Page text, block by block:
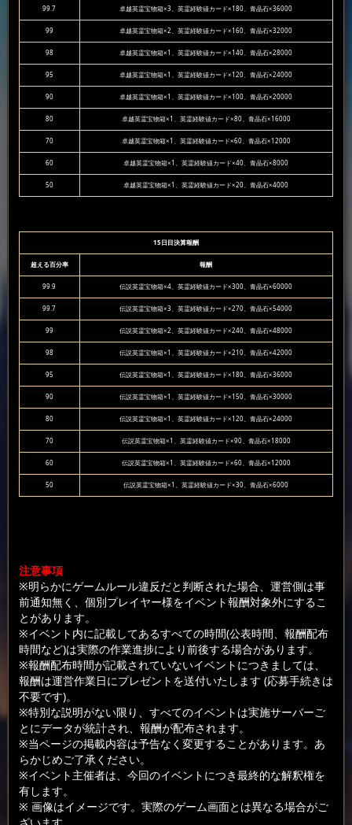
99.7 卓越英霊宝物箱×3、英霊経験値カード×180、青晶石×36000
99 卓越英霊宝物箱×2、英霊経験値カード×160、青晶石×32000
98 卓越英霊宝物箱×1、英霊経験値カード×140、青晶石×28000
95 卓越英霊宝物箱×1、英霊経験値カード×120、青晶石×24000
90 卓越英霊宝物箱×1、英霊経験値カード×100、青晶石×20000
80 卓越英霊宝物箱×1、英霊経験値カード×80、青晶石×16000
70 卓越英霊宝物箱×1、英霊経験値カード×60、青晶石×12000
60 卓越英霊宝物箱×1、英霊経験値カード×40、青晶石×8000
50 卓越英霊宝物箱×1、英霊経験値カード×20、青晶石×4000
15日目決算報酬
超える百分率 報酬
99.9 伝説英霊宝物箱×4、英霊経験値カード×300、青晶石×60000
99.7 伝説英霊宝物箱×3、英霊経験値カード×270、青晶石×54000
99 伝説英霊宝物箱×2、英霊経験値カード×240、青晶石×48000
98 伝説英霊宝物箱×1、英霊経験値カード×210、青晶石×42000
95 伝説英霊宝物箱×1、英霊経験値カード×180、青晶石×36000
90 伝説英霊宝物箱×1、英霊経験値カード×150、青晶石×30000
80 伝説英霊宝物箱×1、英霊経験値カード×120、青晶石×24000
70 伝説英霊宝物箱×1、英霊経験値カード×90、青晶石×18000
60 伝説英霊宝物箱×1、英霊経験値カード×60、青晶石×12000
50 伝説英霊宝物箱×1、英霊経験値カード×30、青晶石×6000
注意事項
※明らかにゲームルール違反だと判断された場合、運営側は事
前通知無く、個別プレイヤー様をイベント報酬対象外にするこ
とがあります。
※イベント内に記載してあるすべての時間(公表時間、報酬配布
時間など)は実際の作業進捗により前後する場合があります。
※報酬配布時間が記載されていないイベントにつきましては、
報酬は運営作業日にプレゼントを送付いたします (応募手続きは
不要です)。
※特別な説明がない限り、すべてのイベントは実施サーバーご
とにデータが統計され、報酬が配布されます。
※当ページの掲載内容は予告なく変更することがあります。あ
らかじめご了承ください。
※イベント主催者は、今回のイベントにつき最終的な解釈権を
有します。
※ 画像はイメージです。実際のゲーム画面とは異なる場合がご
ざいます。